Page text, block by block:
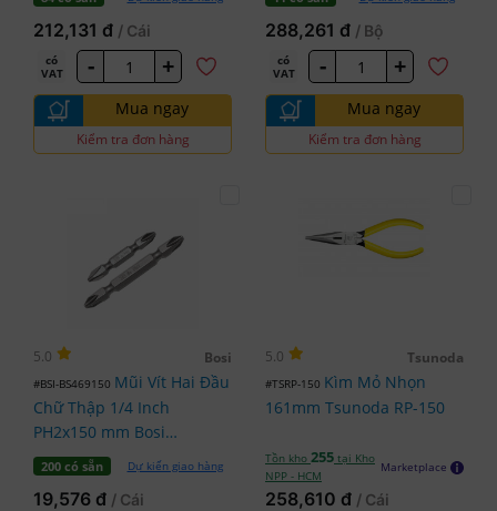
212,131 đ / Cái
có
VAT
- +
Mua ngay
Kiểm tra đơn hàng
288,261 đ / Bộ
có
VAT
- +
Mua ngay
Kiểm tra đơn hàng
5.0 Bosi
#BSI-BS469150 Mũi Vít Hai Đầu
Chữ Thập 1/4 Inch
PH2x150 mm Bosi
BS469150
200 có sẵn Dự kiến giao hàng
19,576 đ / Cái
5.0 Tsunoda
#TSRP-150 Kìm Mỏ Nhọn
161mm Tsunoda RP-150
Tồn kho 255 tại Kho
NPP - HCM
Marketplace
258,610 đ / Cái